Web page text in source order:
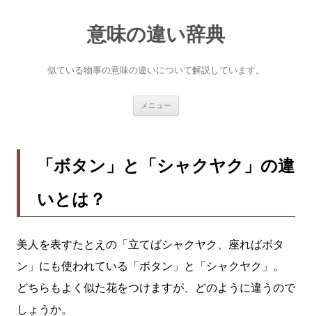
意味の違い辞典
似ている物事の意味の違いについて解説しています。
メニュー
ス
「ボタン」と「シャクヤク」の違
いとは？
美人を表すたとえの「立てばシャクヤク、座ればボタ
ン」にも使われている「ボタン」と「シャクヤク」。
どちらもよく似た花をつけますが、どのように違うので
しょうか。